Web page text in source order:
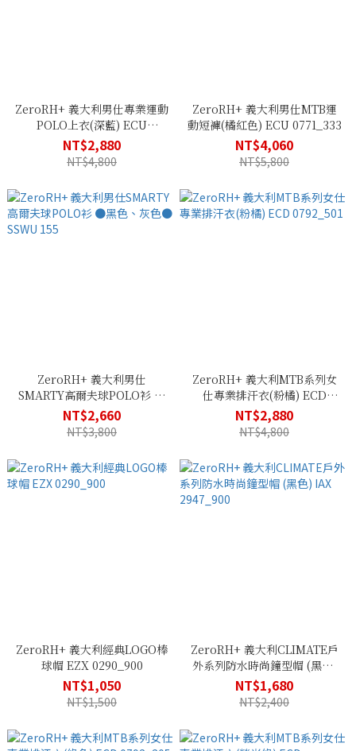
ZeroRH+ 義大利男仕專業運動
POLO上衣(深藍) ECU
0763_10M
NT$2,880
NT$4,800
ZeroRH+ 義大利男仕MTB運
動短褲(橘紅色) ECU 0771_333
NT$4,060
NT$5,800
ZeroRH+ 義大利男仕
SMARTY高爾夫球POLO衫 ●
黑色、灰色● SSWU 155
NT$2,660
NT$3,800
ZeroRH+ 義大利MTB系列女
仕專業排汗衣(粉橘) ECD
0792_501
NT$2,880
NT$4,800
ZeroRH+ 義大利經典LOGO棒
球帽 EZX 0290_900
NT$1,050
NT$1,500
ZeroRH+ 義大利CLIMATE戶
外系列防水時尚鐘型帽 (黑色)
IAX 2947_900
NT$1,680
NT$2,400